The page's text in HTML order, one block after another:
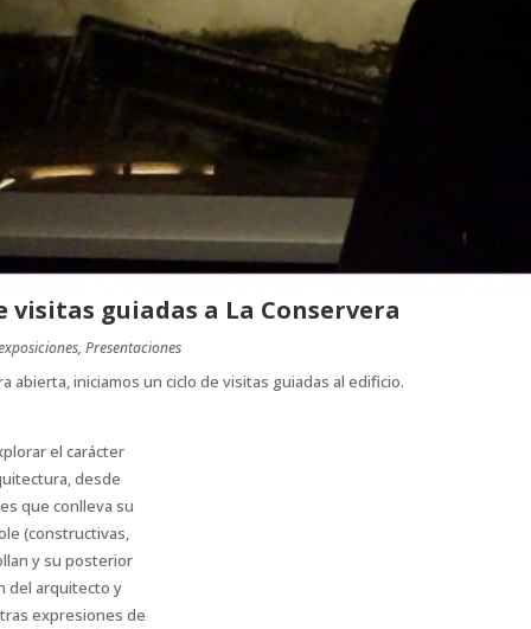
visitas guiadas a La Conservera
, Presentaciones
abierta, iniciamos un ciclo de visitas guiadas al edificio.
el carácter
desde
que conlleva su
(constructivas,
y su posterior
del arquitecto y
expresiones de